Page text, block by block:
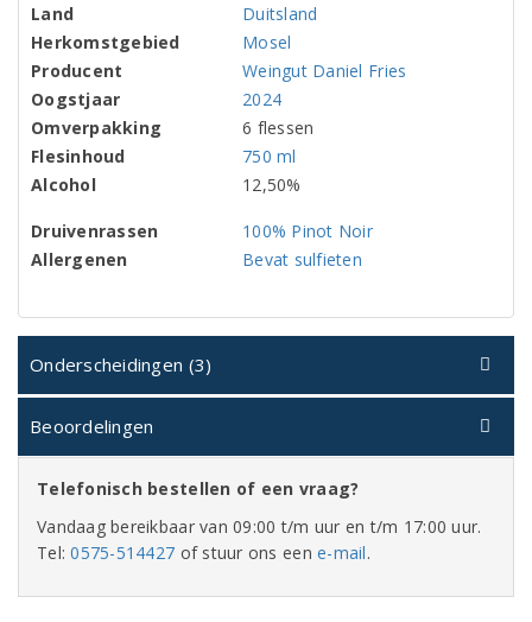
Land
Duitsland
Herkomstgebied
Mosel
Producent
Weingut Daniel Fries
Oogstjaar
2024
Omverpakking
6 flessen
Flesinhoud
750 ml
Alcohol
12,50%
Druivenrassen
100% Pinot Noir
Allergenen
Bevat sulfieten
Onderscheidingen (3)
Beoordelingen
Telefonisch bestellen of een vraag?
Vandaag bereikbaar van 09:00 t/m uur en t/m 17:00 uur.
Tel:0575-514427 of stuur ons eene-mail.